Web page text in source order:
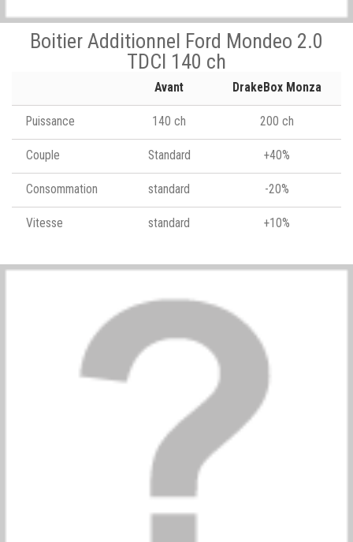
Boitier Additionnel Ford Mondeo 2.0
TDCI 140 ch
Avant DrakeBox Monza
Puissance 140 ch 200 ch
Couple Standard +40%
Consommation standard -20%
Vitesse standard +10%